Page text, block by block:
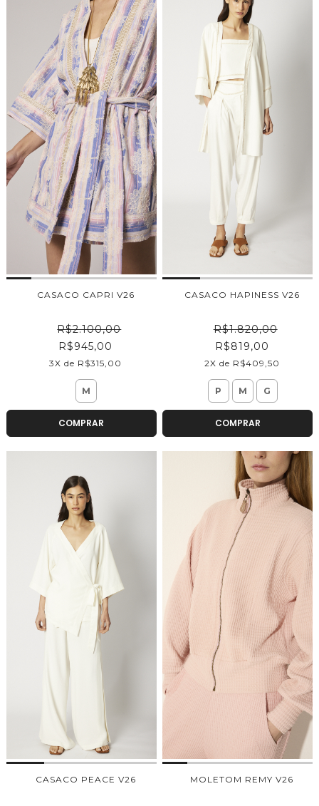
CASACO CAPRI V26
R$2.100,00
R$945,00
3X de R$315,00
M
COMPRAR
CASACO HAPINESS V26
R$1.820,00
R$819,00
2X de R$409,50
P M G
COMPRAR
CASACO PEACE V26 MOLETOM REMY V26